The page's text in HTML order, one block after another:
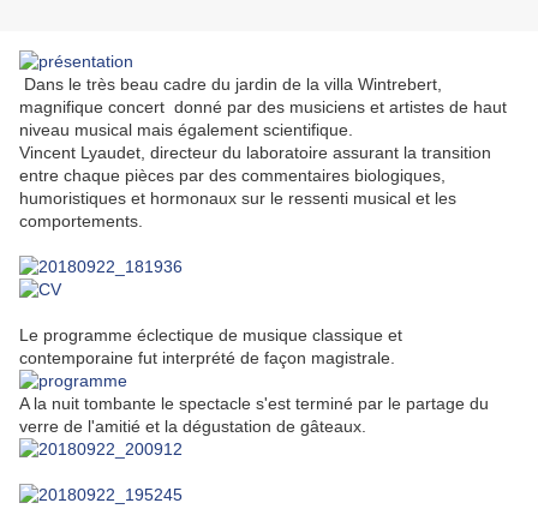
Dans le très beau cadre du jardin de la villa Wintrebert,
magnifique concert donné par des musiciens et artistes de haut
niveau musical mais également scientifique.
Vincent Lyaudet, directeur du laboratoire assurant la transition
entre chaque pièces par des commentaires biologiques,
humoristiques et hormonaux sur le ressenti musical et les
comportements.
Le programme éclectique de musique classique et
contemporaine fut interprété de façon magistrale.
A la nuit tombante le spectacle s'est terminé par le partage du
verre de l'amitié et la dégustation de gâteaux.